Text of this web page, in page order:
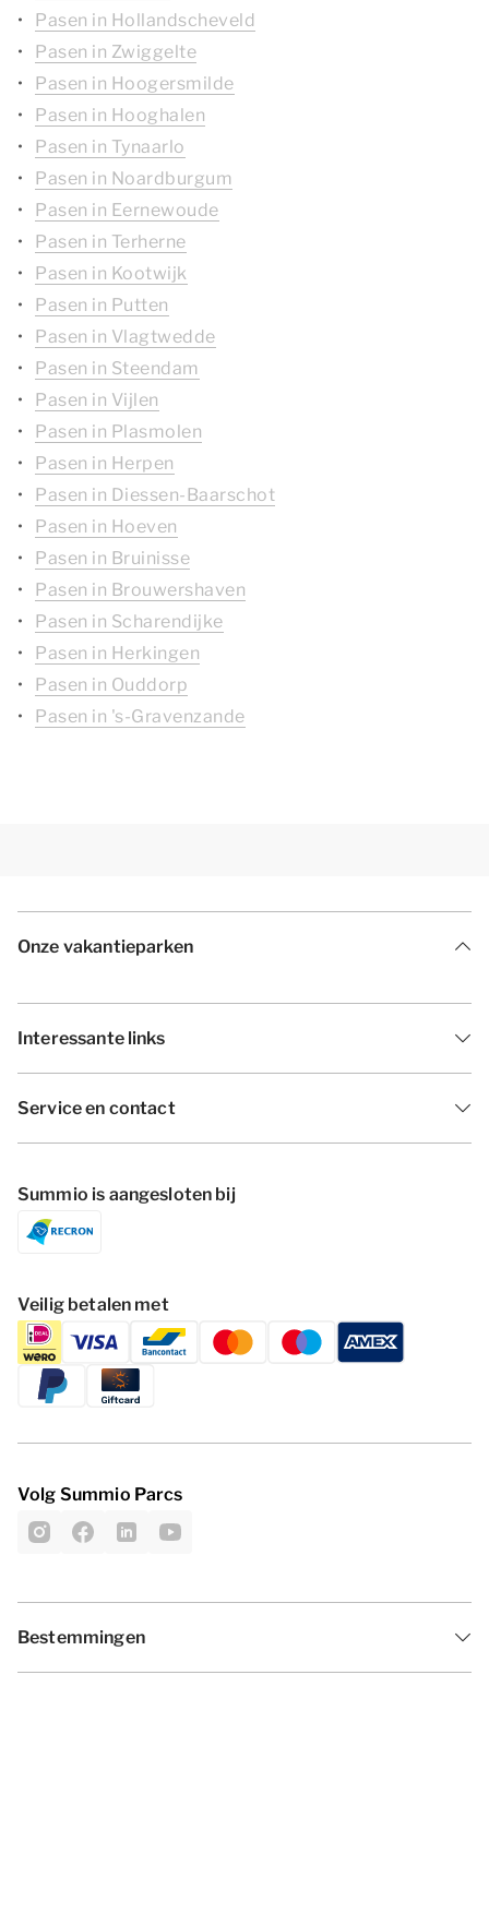
Pasen in Hollandscheveld
Pasen in Zwiggelte
Pasen in Hoogersmilde
Pasen in Hooghalen
Pasen in Tynaarlo
Pasen in Noardburgum
Pasen in Eernewoude
Pasen in Terherne
Pasen in Kootwijk
Pasen in Putten
Pasen in Vlagtwedde
Pasen in Steendam
Pasen in Vijlen
Pasen in Plasmolen
Pasen in Herpen
Pasen in Diessen-Baarschot
Pasen in Hoeven
Pasen in Bruinisse
Pasen in Brouwershaven
Pasen in Scharendijke
Pasen in Herkingen
Pasen in Ouddorp
Pasen in 's-Gravenzande
Onze vakantieparken
Interessante links
Service en contact
Summio is aangesloten bij
Veilig betalen met
Volg Summio Parcs
Bestemmingen